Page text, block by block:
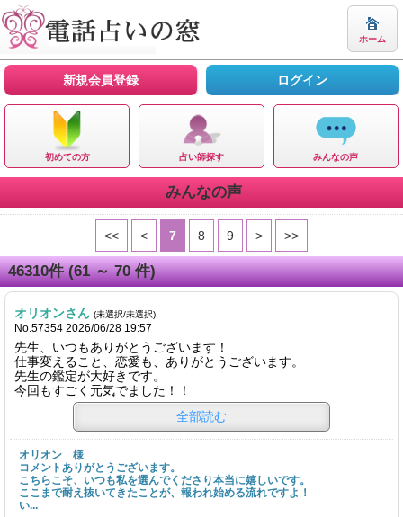
ホーム
新規会員登録 ログイン
初めての方 占い師探す みんなの声
みんなの声
<< < 7 8 9 > >>
46310件 (61 ～ 70 件)
オリオンさん (未選択/未選択)
No.57354 2026/06/28 19:57
先生、いつもありがとうございます！
仕事変えること、恋愛も、ありがとうございます。
先生の鑑定が大好きです。
今回もすごく元気でました！！
全部読む
オリオン 様
コメントありがとうございます。
こちらこそ、いつも私を選んでくださり本当に嬉しいです。
ここまで耐え抜いてきたことが、報われ始める流れですよ！
い...